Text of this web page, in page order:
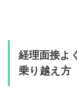
経理面接よ
乗り越え方